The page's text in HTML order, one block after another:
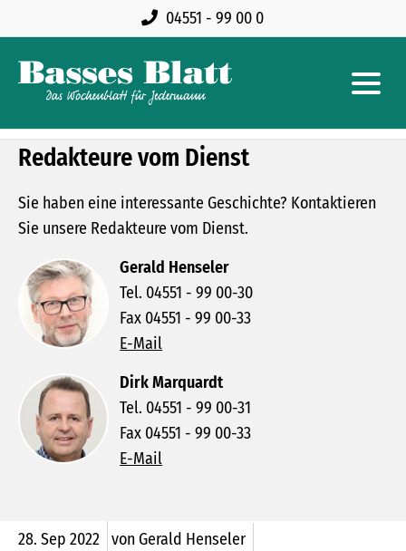
04551 - 99 00 0
Redakteure vom Dienst
Sie haben eine interessante Geschichte? Kontaktieren
Sie unsere Redakteure vom Dienst.
Gerald Henseler
Tel. 04551 - 99 00-30
Fax 04551 - 99 00-33
E-Mail
Dirk Marquardt
Tel. 04551 - 99 00-31
Fax 04551 - 99 00-33
E-Mail
28. Sep 2022 von Gerald Henseler